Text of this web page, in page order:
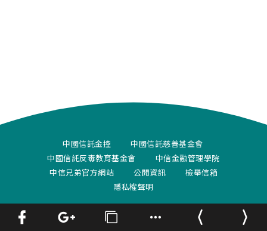
中國信託金控
中國信託慈善基金會
中國信託反毒教育基金會
中信金融管理學院
中信兄弟官方網站
公開資訊
檢舉信箱
隱私權聲明
© 台北市南港區經貿二路188號5樓(02)2783-5866 c 2015 CTBC
FOUNDATION FOR ARTS AND CULTURE. allright reserved